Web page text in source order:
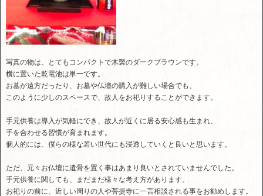
写真の物は、とてもコンパクトで木製のダークブラウンです。
横に置いた乾電池は単一です。
お墓が遠方だったり、お墓や仏壇の購入が難しい場合でも、
このように少しのスペースで、故人をお祀りすることができます。
手元供養は導入が気軽にでき、故人が近くに居る安心感も生まれ、
手を合わせる習慣が育まれます。
個人的には、僕らの様な若い世代にも浸透していくと良いと思います。
ただ、元々お仏壇に遺骨を置く事はあまり良いとされていませんでした。
手元供養に関しても、まだまだ様々な考え方があります。
お祀りの前に、近しい周りの人や菩提寺に一言相談される事をお勧めします。